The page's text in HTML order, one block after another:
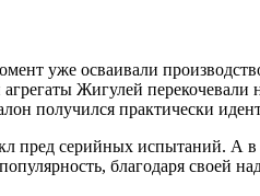
уже осваивали
Жигулей
получился практически
серийных испытаний. А
благодаря